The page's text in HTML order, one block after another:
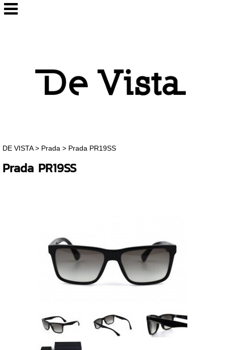
DE VISTA> Prada > Prada PR19SS
Prada PR19SS